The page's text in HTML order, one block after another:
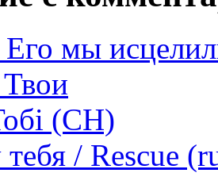
мы
(СН)
тебя / Rescue